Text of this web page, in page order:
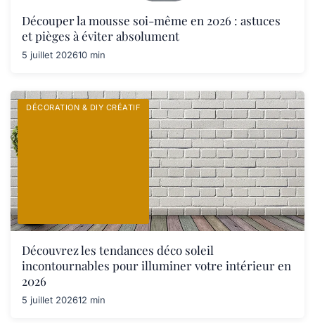
Découper la mousse soi-même en 2026 : astuces
et pièges à éviter absolument
5 juillet 202610 min
DÉCORATION & DIY CRÉATIF
Découvrez les tendances déco soleil
incontournables pour illuminer votre intérieur en
2026
5 juillet 202612 min